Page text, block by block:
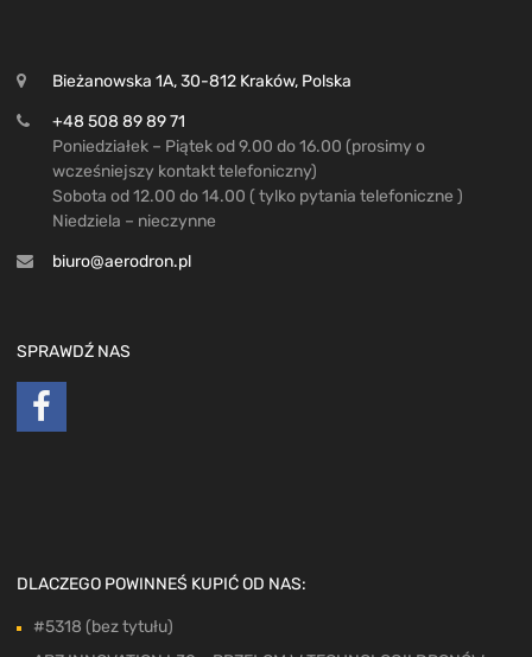
Bieżanowska 1A, 30-812 Kraków, Polska
+48 508 89 89 71
Poniedziałek – Piątek od 9.00 do 16.00 (prosimy o
wcześniejszy kontakt telefoniczny)
Sobota od 12.00 do 14.00 ( tylko pytania telefoniczne )
Niedziela – nieczynne
biuro@aerodron.pl
SPRAWDŹ NAS
DLACZEGO POWINNEŚ KUPIĆ OD NAS:
#5318 (bez tytułu)